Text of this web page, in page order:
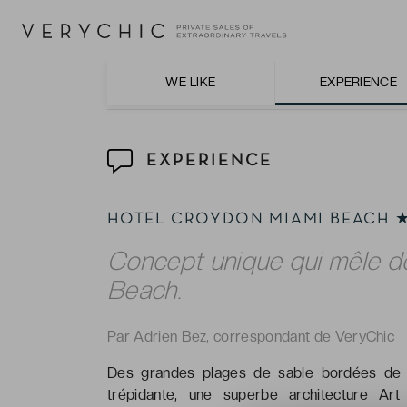
WE LIKE EXPERIENCE
réellement exceptionnel. Précieux !
EXPERIENCE
HOTEL CROYDON MIAMI
Concept unique qui mêle
Beach.
Par Adrien Bez, correspondant de VeryChic
Des grandes plages de sable bordées
trépidante, une superbe architecture